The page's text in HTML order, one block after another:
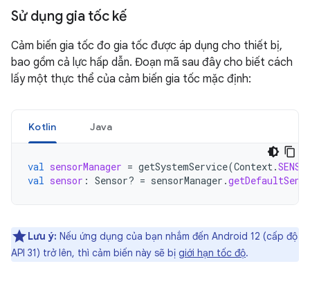
Sử dụng gia tốc kế
Cảm biến gia tốc đo gia tốc được áp dụng cho thiết bị,
bao gồm cả lực hấp dẫn. Đoạn mã sau đây cho biết cách
lấy một thực thể của cảm biến gia tốc mặc định:
Kotlin Java
val sensorManager = getSystemService(Context .
val sensor : Sensor? = sensorManager .
Lưu ý: Nếu ứng dụng của bạn nhắm đến Android 12 (cấp độ
API 31) trở lên, thì cảm biến này sẽ bị giới hạn tốc độ.